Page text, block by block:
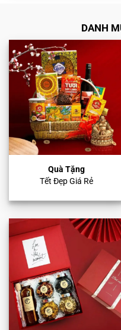
DANH
Quà Tặng
Tết Đẹp Giá Rẻ